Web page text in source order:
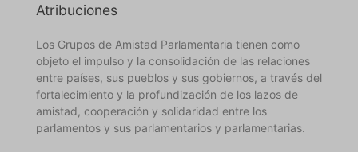
Atribuciones
Los Grupos de Amistad Parlamentaria tienen como
objeto el impulso y la consolidación de las relaciones
entre países, sus pueblos y sus gobiernos, a través del
fortalecimiento y la profundización de los lazos de
amistad, cooperación y solidaridad entre los
parlamentos y sus parlamentarios y parlamentarias.